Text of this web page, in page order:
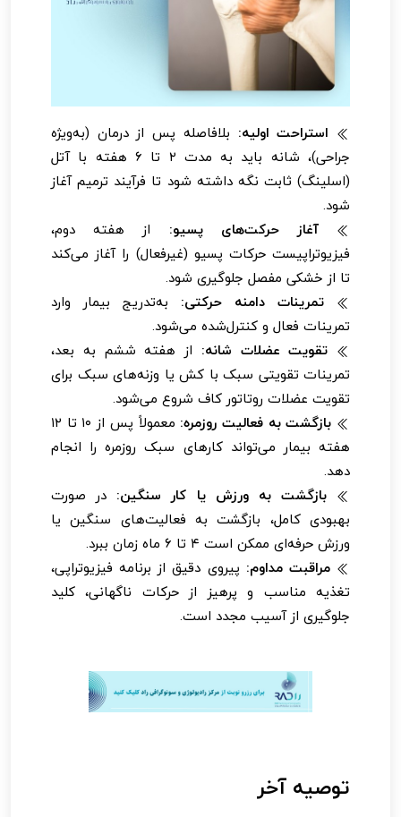
استراحت اولیه: بلافاصله پس از درمان (به‌ویژه
جراحی)، شانه باید به مدت ۲ تا ۶ هفته با آتل
(اسلینگ) ثابت نگه داشته شود تا فرآیند ترمیم آغاز
شود.
آغاز حرکت‌های پسیو: از هفته دوم،
فیزیوتراپیست حرکات پسیو (غیرفعال) را آغاز می‌کند
تا از خشکی مفصل جلوگیری شود.
تمرینات دامنه حرکتی: به‌تدریج بیمار وارد
تمرینات فعال و کنترل‌شده می‌شود.
تقویت عضلات شانه: از هفته ششم به بعد،
تمرینات تقویتی سبک با کش یا وزنه‌های سبک برای
تقویت عضلات روتاتور کاف شروع می‌شود.
بازگشت به فعالیت روزمره:
معمولاً پس از ۱۰ تا ۱۲
هفته بیمار می‌تواند کارهای سبک روزمره را انجام
دهد.
بازگشت به ورزش یا کار سنگین: در صورت
بهبودی کامل، بازگشت به فعالیت‌های سنگین یا
ورزش حرفه‌ای ممکن است ۴ تا ۶ ماه زمان ببرد.
مراقبت مداوم: پیروی دقیق از برنامه فیزیوتراپی،
تغذیه مناسب و پرهیز از حرکات ناگهانی، کلید
جلوگیری از آسیب مجدد است.
توصیه آخر